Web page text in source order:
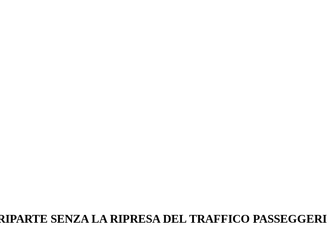
SENZA LA RIPRESA DEL TRAFFICO PASSEGGERI